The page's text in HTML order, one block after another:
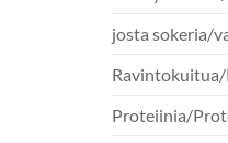
josta sokeria/
Proteiinia/